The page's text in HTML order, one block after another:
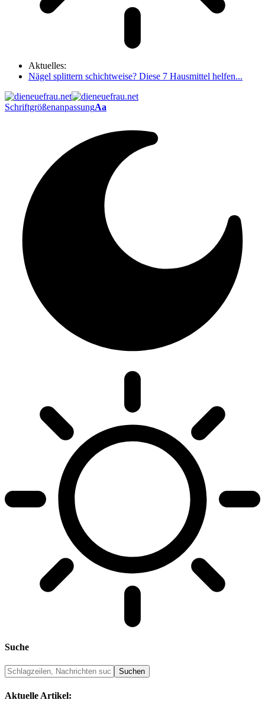
Aktuelles:
Nägel splittern schichtweise? Diese 7 Hausmittel helfen...
SchriftgrößenanpassungAa
Suche
Aktuelle Artikel: